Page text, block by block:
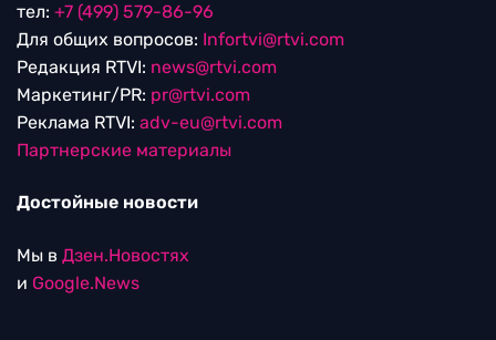
тел: +7 (499) 579-86-96
Для общих вопросов: Infortvi@rtvi.com
Редакция RTVI: news@rtvi.com
Маркетинг/PR: pr@rtvi.com
Реклама RTVI: adv-eu@rtvi.com
Партнерские материалы
Достойные новости
Мы в Дзен.Новостях
и Google.News